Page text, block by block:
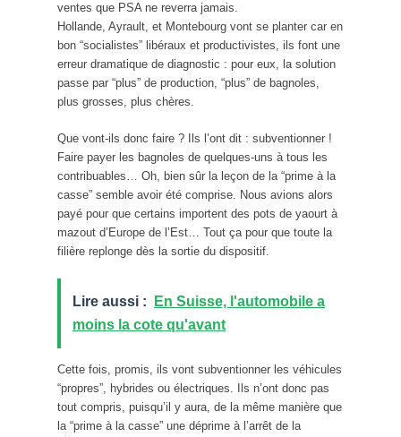
ventes que PSA ne reverra jamais.
Hollande, Ayrault, et Montebourg vont se planter car en
bon “socialistes” libéraux et productivistes, ils font une
erreur dramatique de diagnostic : pour eux, la solution
passe par “plus” de production, “plus” de bagnoles,
plus grosses, plus chères.
Que vont-ils donc faire ? Ils l’ont dit : subventionner !
Faire payer les bagnoles de quelques-uns à tous les
contribuables… Oh, bien sûr la leçon de la “prime à la
casse” semble avoir été comprise. Nous avions alors
payé pour que certains importent des pots de yaourt à
mazout d’Europe de l’Est… Tout ça pour que toute la
filière replonge dès la sortie du dispositif.
Lire aussi :
En Suisse, l'automobile a
moins la cote qu'avant
Cette fois, promis, ils vont subventionner les véhicules
“propres”, hybrides ou électriques. Ils n’ont donc pas
tout compris, puisqu’il y aura, de la même manière que
la “prime à la casse” une déprime à l’arrêt de la